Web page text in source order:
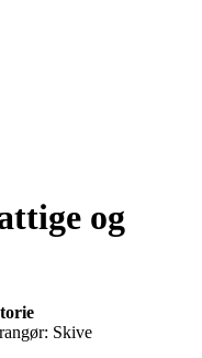
og
Skive